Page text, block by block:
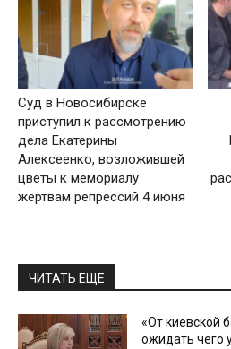
Суд в Новосибирске
приступил к рассмотрению
дела Екатерины
Алексеенко, возложившей
цветы к мемориалу
жертвам репрессий 4 июня
ЧИТАТЬ ЕЩЕ
«От киевской
ожидать чего